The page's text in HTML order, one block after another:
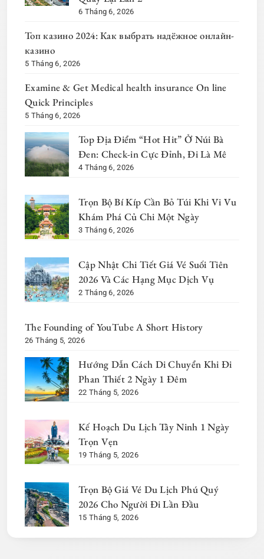
6 Tháng 6, 2026
Топ казино 2024: Как выбрать надёжное онлайн-
казино
5 Tháng 6, 2026
Examine & Get Medical health insurance On line
Quick Principles
5 Tháng 6, 2026
Top Địa Điểm “Hot Hit” Ở Núi Bà
Đen: Check-in Cực Đỉnh, Đi Là Mê
4 Tháng 6, 2026
Trọn Bộ Bí Kíp Cần Bỏ Túi Khi Vi Vu
Khám Phá Củ Chi Một Ngày
3 Tháng 6, 2026
Cập Nhật Chi Tiết Giá Vé Suối Tiên
2026 Và Các Hạng Mục Dịch Vụ
2 Tháng 6, 2026
The Founding of YouTube A Short History
26 Tháng 5, 2026
Hướng Dẫn Cách Di Chuyển Khi Đi
Phan Thiết 2 Ngày 1 Đêm
22 Tháng 5, 2026
Kế Hoạch Du Lịch Tây Ninh 1 Ngày
Trọn Vẹn
19 Tháng 5, 2026
Trọn Bộ Giá Vé Du Lịch Phú Quý
2026 Cho Người Đi Lần Đầu
15 Tháng 5, 2026